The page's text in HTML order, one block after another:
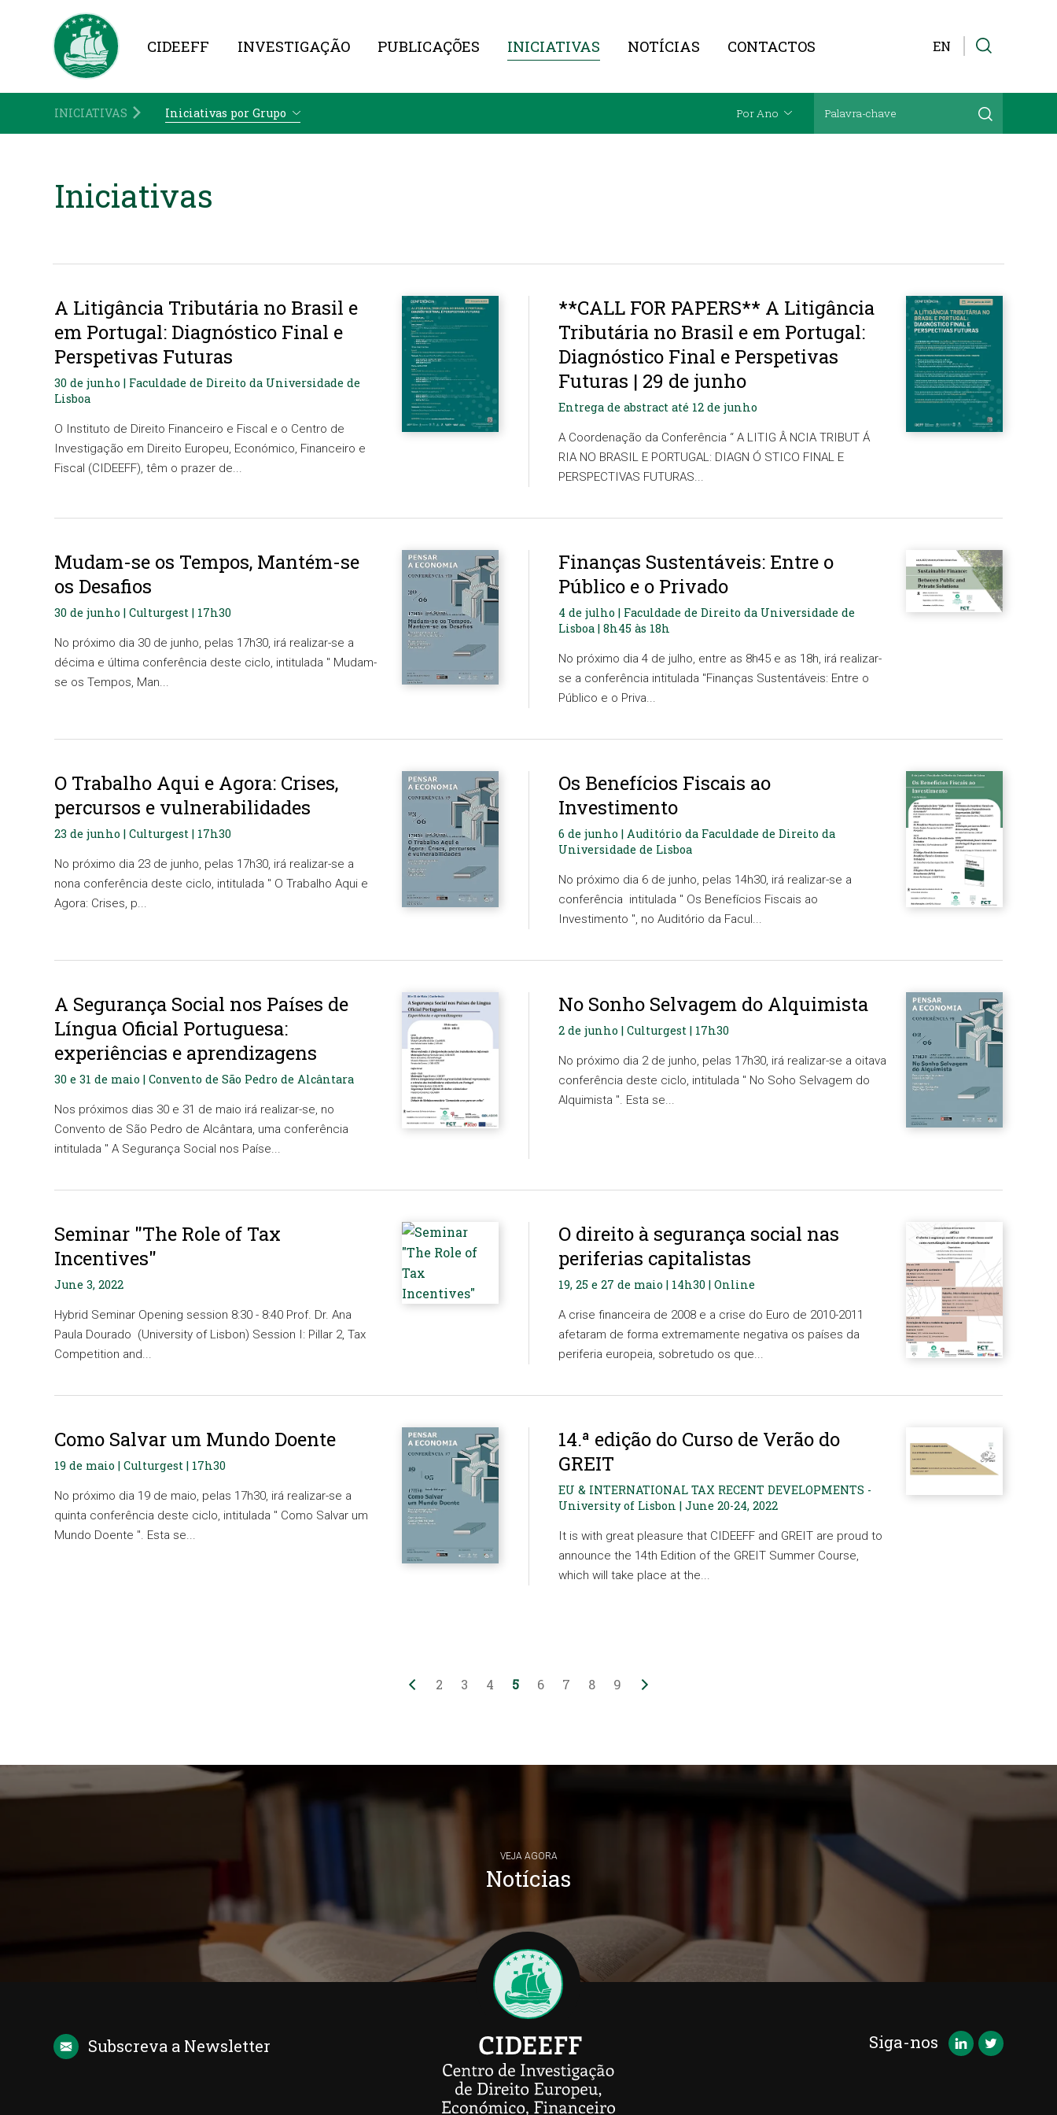
CIDEEFF INVESTIGAÇÃO PUBLICAÇÕES INICIATIVAS
INICIATIVAS Iniciativas por Grupo Por Ano
NOTÍCIAS CONTACTOS EN
Iniciativas
A Litigância Tributária no Brasil e
em Portugal: Diagnóstico Final e
Perspetivas Futuras
30 de junho | Faculdade de Direito da Universidade de
Lisboa
O Instituto de Direito Financeiro e Fiscal e o Centro de
Investigação em Direito Europeu, Económico, Financeiro e
Fiscal (CIDEEFF), têm o prazer de...
**CALL FOR PAPERS** A Litigância
Tributária no Brasil e em Portugal:
Diagnóstico Final e Perspetivas
Futuras | 29 de junho
Entrega de abstract até 12 de junho
A Coordenação da Conferência “ A LITIG Â NCIA TRIBUT Á
RIA NO BRASIL E PORTUGAL: DIAGN Ó STICO FINAL E
PERSPECTIVAS FUTURAS...
Mudam-se os Tempos, Mantém-se
os Desafios
30 de junho | Culturgest | 17h30
No próximo dia 30 de junho, pelas 17h30, irá realizar-se a
décima e última conferência deste ciclo, intitulada " Mudam-
se os Tempos, Man...
Finanças Sustentáveis: Entre o
Público e o Privado
4 de julho | Faculdade de Direito da Universidade de
Lisboa | 8h45 às 18h
No próximo dia 4 de julho, entre as 8h45 e as 18h, irá realizar-
se a conferência intitulada "Finanças Sustentáveis: Entre o
Público e o Priva...
O Trabalho Aqui e Agora: Crises,
percursos e vulnerabilidades
23 de junho | Culturgest | 17h30
No próximo dia 23 de junho, pelas 17h30, irá realizar-se a
nona conferência deste ciclo, intitulada " O Trabalho Aqui e
Agora: Crises, p...
Os Benefícios Fiscais ao
Investimento
6 de junho | Auditório da Faculdade de Direito da
Universidade de Lisboa
No próximo dia 6 de junho, pelas 14h30, irá realizar-se a
conferência intitulada " Os Benefícios Fiscais ao
Investimento ", no Auditório da Facul...
A Segurança Social nos Países de
Língua Oficial Portuguesa:
experiências e aprendizagens
30 e 31 de maio | Convento de São Pedro de Alcântara
Nos próximos dias 30 e 31 de maio irá realizar-se, no
Convento de São Pedro de Alcântara, uma conferência
intitulada " A Segurança Social nos Paíse...
No Sonho Selvagem do Alquimista
2 de junho | Culturgest | 17h30
No próximo dia 2 de junho, pelas 17h30, irá realizar-se a oitava
conferência deste ciclo, intitulada " No Soho Selvagem do
Alquimista ". Esta se...
Seminar "The Role of Tax
Incentives"
June 3, 2022
Hybrid Seminar Opening session 8:30 - 8:40 Prof. Dr. Ana
Paula Dourado (University of Lisbon) Session I: Pillar 2, Tax
Competition and...
O direito à segurança social nas
periferias capitalistas
19, 25 e 27 de maio | 14h30 | Online
A crise financeira de 2008 e a crise do Euro de 2010-2011
afetaram de forma extremamente negativa os países da
periferia europeia, sobretudo os que...
Como Salvar um Mundo Doente
19 de maio | Culturgest | 17h30
No próximo dia 19 de maio, pelas 17h30, irá realizar-se a
quinta conferência deste ciclo, intitulada " Como Salvar um
Mundo Doente ". Esta se...
14.ª edição do Curso de Verão do
GREIT
EU & INTERNATIONAL TAX RECENT DEVELOPMENTS -
University of Lisbon | June 20-24, 2022
It is with great pleasure that CIDEEFF and GREIT are proud to
announce the 14th Edition of the GREIT Summer Course,
which will take place at the...
2 3 4 5 6 7 8 9
VEJA AGORA
Notícias
Subscreva a Newsletter Siga-nos